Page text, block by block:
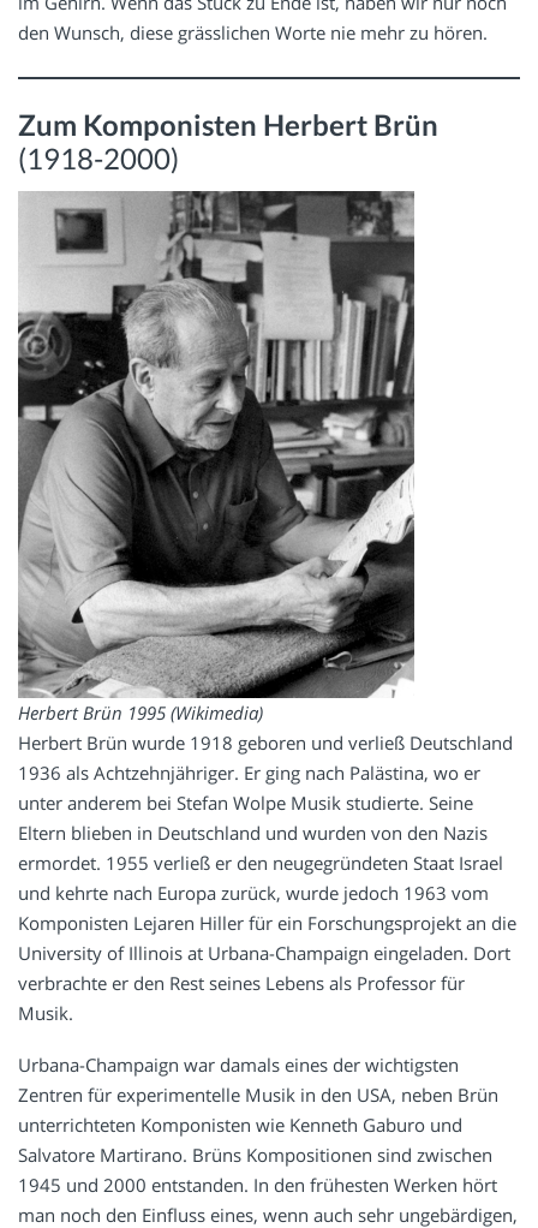
den Wunsch, diese grässlichen Worte nie mehr zu hören.
Zum Komponisten Herbert Brün
(1918-2000)
Herbert Brün 1995 (Wikimedia)
Herbert Brün wurde 1918 geboren und verließ Deutschland
1936 als Achtzehnjähriger. Er ging nach Palästina, wo er
unter anderem bei Stefan Wolpe Musik studierte. Seine
Eltern blieben in Deutschland und wurden von den Nazis
ermordet. 1955 verließ er den neugegründeten Staat Israel
und kehrte nach Europa zurück, wurde jedoch 1963 vom
Komponisten Lejaren Hiller für ein Forschungsprojekt an die
University of Illinois at Urbana-Champaign eingeladen. Dort
verbrachte er den Rest seines Lebens als Professor für
Musik.
Urbana-Champaign war damals eines der wichtigsten
Zentren für experimentelle Musik in den USA, neben Brün
unterrichteten Komponisten wie Kenneth Gaburo und
Salvatore Martirano. Brüns Kompositionen sind zwischen
1945 und 2000 entstanden. In den frühesten Werken hört
man noch den Einfluss eines, wenn auch sehr ungebärdigen,